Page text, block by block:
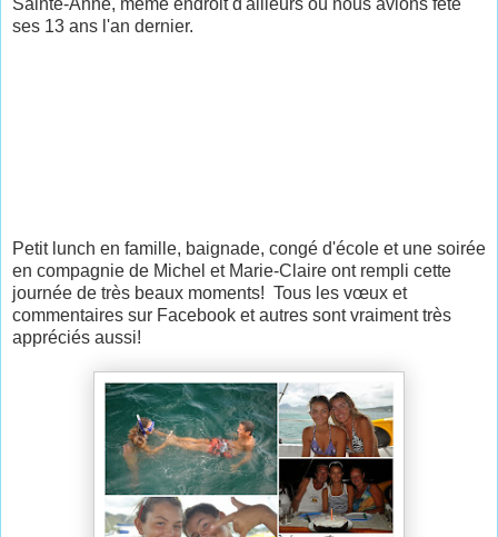
ses 13 ans l'an dernier.
Petit lunch en famille, baignade, congé d'école et une soirée
en compagnie de Michel et Marie-Claire ont rempli cette
journée de très beaux moments! Tous les vœux et
commentaires sur Facebook et autres sont vraiment très
appréciés aussi!